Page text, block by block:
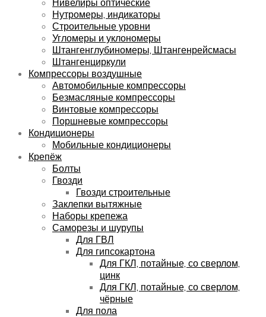
Нутромеры, индикаторы
Строительные уровни
Угломеры и уклономеры
Штангенглубиномеры, Штангенрейсмасы
Штангенциркули
Компрессоры воздушные
Автомобильные компрессоры
Безмасляные компрессоры
Винтовые компрессоры
Поршневые компрессоры
Кондиционеры
Мобильные кондиционеры
Крепёж
Болты
Гвозди
Гвозди строительные
Заклепки вытяжные
Наборы крепежа
Саморезы и шурупы
Для ГВЛ
Для гипсокартона
Для ГКЛ, потайные, со сверлом,
цинк
Для ГКЛ, потайные, со сверлом,
чёрные
Для пола